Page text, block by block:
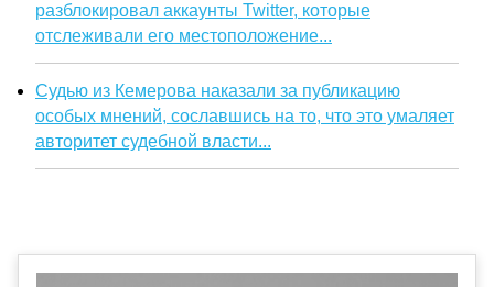
разблокировал аккаунты Twitter, которые
отслеживали его местоположение...
Судью из Кемерова наказали за публикацию
особых мнений, сославшись на то, что это умаляет
авторитет судебной власти...